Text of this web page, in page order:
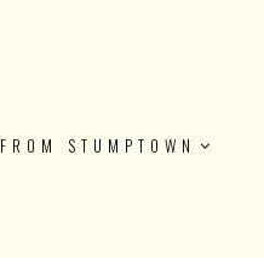
FROM STUMPTOWN